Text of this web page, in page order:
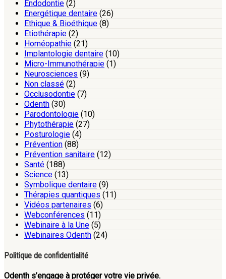
Endodontie (2)
Energétique dentaire (26)
Ethique & Bioéthique (8)
Etiothérapie (2)
Homéopathie (21)
Implantologie dentaire (10)
Micro-Immunothérapie (1)
Neurosciences (9)
Non classé (2)
Occlusodontie (7)
Odenth (30)
Parodontologie (10)
Phytothérapie (27)
Posturologie (4)
Prévention (88)
Prévention sanitaire (12)
Santé (188)
Science (13)
Symbolique dentaire (9)
Thérapies quantiques (11)
Vidéos partenaires (6)
Webconférences (11)
Webinaire à la Une (5)
Webinaires Odenth (24)
Politique de confidentialité
Odenth s’engage à protéger votre vie privée.